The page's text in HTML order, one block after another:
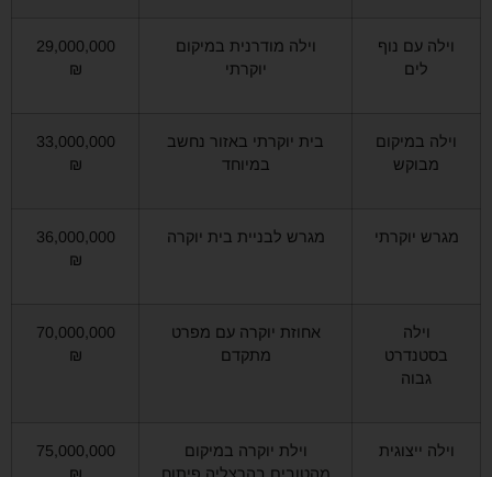
וילה עם נוף
לים
וילה מודרנית במיקום
יוקרתי
29,000,000
₪
וילה במיקום
מבוקש
בית יוקרתי באזור נחשב
במיוחד
33,000,000
₪
מגרש יוקרתי מגרש לבניית בית יוקרה
36,000,000
₪
וילה
בסטנדרט
גבוה
אחוזת יוקרה עם מפרט
מתקדם
70,000,000
₪
וילה ייצוגית
וילת יוקרה במיקום
מהטובים בהרצליה פיתוח
75,000,000
₪